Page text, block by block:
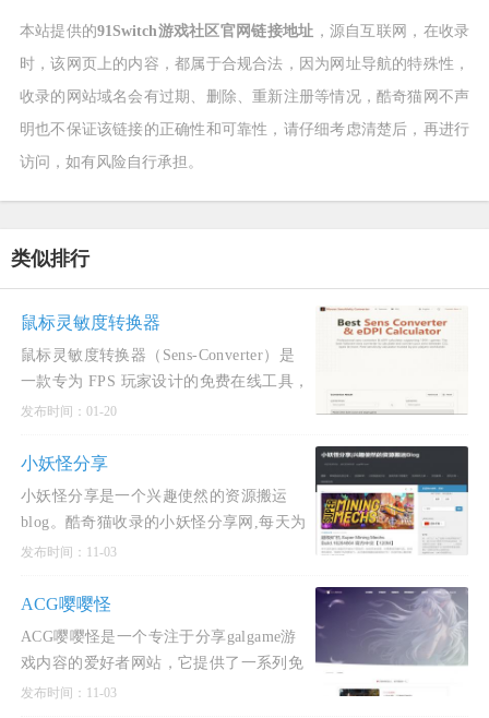
本站提供的91Switch游戏社区官网链接地址 ，源自互联网，在收录
时，该网页上的内容，都属于合规合法，因为网址导航的特殊性，
收录的网站域名会有过期、删除、重新注册等情况，酷奇猫网不声
明也不保证该链接的正确性和可靠性，请仔细考虑清楚后，再进行
访问，如有风险自行承担。
类似排行
鼠标灵敏度转换器
鼠标灵敏度转换器（Sens‑Converter）是
一款专为 FPS 玩家设计的免费在线工具，
旨在帮助玩家在不同游戏之间保持一致的
1500 款游戏，涵盖《无畏契约》《CS2》
《Apex 英雄》《守望先锋 2
发布时间：01-20
小妖怪分享
小妖怪分享是一个兴趣使然的资源搬运
blog。酷奇猫收录的小妖怪分享网,每天为
大家更新国内外单机PJ游戏，安卓PJ软
教程，收录最新最全的STEAM单机破
发布时间：11-03
ACG嘤嘤怪
ACG嘤嘤怪是一个专注于分享galgame游
戏内容的爱好者网站，它提供了一系列免
费汉化的游戏下载服务。这个平台主要分
发布时间：11-03